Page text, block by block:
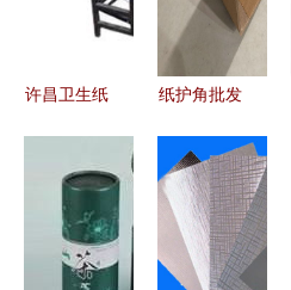
宏志纸品经
工服务
许昌卫生纸
海雷纸品机
赏析
纸护角批发
伟岳纸品助
力物流包装
优化